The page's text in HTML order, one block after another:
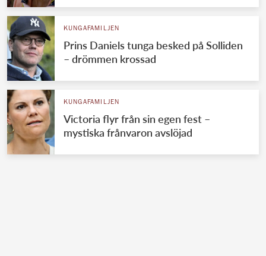
KUNGAFAMILJEN
Prins Daniels tunga besked på Solliden
– drömmen krossad
KUNGAFAMILJEN
Victoria flyr från sin egen fest –
mystiska frånvaron avslöjad